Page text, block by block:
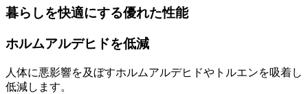
暮らしを快適にする優れた性能
ホルムアルデヒドを低減
人体に悪影響を及ぼすホルムアルデヒドやトルエンを吸着し
低減します。